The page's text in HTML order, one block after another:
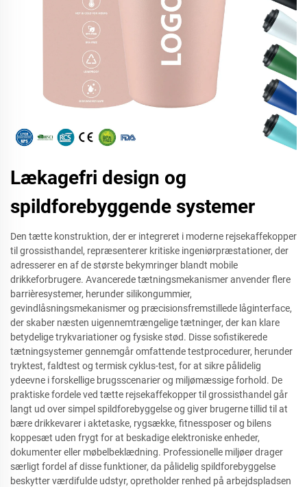
Lækagefri design og
spildforebyggende systemer
Den tætte konstruktion, der er integreret i moderne rejsekaffekopper
til grossisthandel, repræsenterer kritiske ingeniørpræstationer, der
adresserer en af de største bekymringer blandt mobile
drikkeforbrugere. Avancerede tætningsmekanismer anvender flere
barrièresystemer, herunder silikongummier,
gevindlåsningsmekanismer og præcisionsfremstillede låginterface,
der skaber næsten uigennemtrængelige tætninger, der kan klare
betydelige trykvariationer og fysiske stød. Disse sofistikerede
tætningsystemer gennemgår omfattende testprocedurer, herunder
tryktest, faldtest og termisk cyklus-test, for at sikre pålidelig
ydeevne i forskellige brugsscenarier og miljømæssige forhold. De
praktiske fordele ved tætte rejsekaffekopper til grossisthandel går
langt ud over simpel spildforebyggelse og giver brugerne tillid til at
bære drikkevarer i aktetaske, rygsække, fitnessposer og bilens
koppesæt uden frygt for at beskadige elektroniske enheder,
dokumenter eller møbelbeklædning. Professionelle miljøer drager
særligt fordel af disse funktioner, da pålidelig spildforebyggelse
beskytter værdifulde udstyr, opretholder renhed på arbejdspladsen